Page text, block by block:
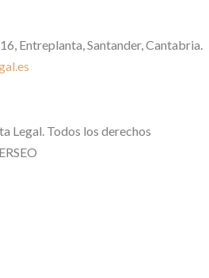
Entreplanta, Santander, Cantabria.
Todos los derechos